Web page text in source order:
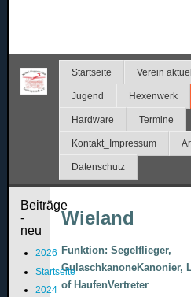
Startseite Verein aktuell
Jugend Hexenwerk
Hardware Termine
Kontakt_Impressum
Datenschutz
Wieland
Funktion: Segelflieger,
GulaschkanoneKanonier,
of HaufenVertreter
Beiträge
-
neu
2026
Startseite
2024